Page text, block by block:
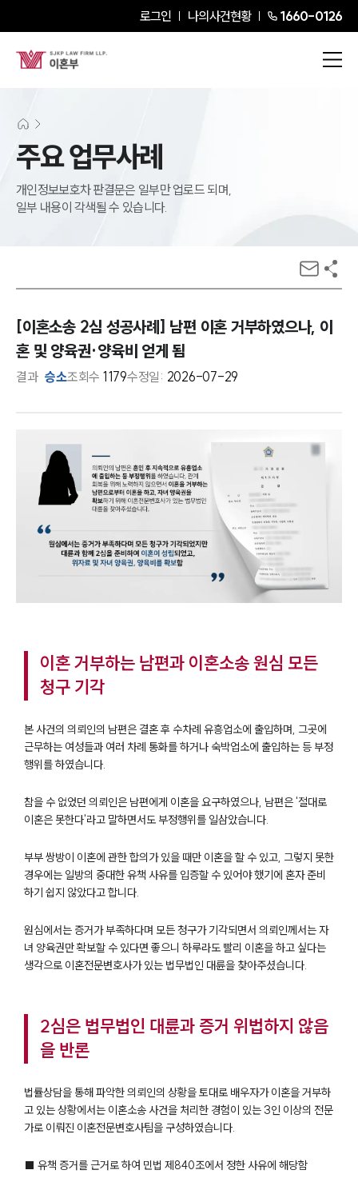
로그인 나의사건현황 1660-0126
주요 업무사례
개인정보보호차 판결문은 일부만 업로드 되며,
일부 내용이 각색될 수 있습니다.
[이혼소송 2심 성공사례] 남편 이혼 거부하였으나, 이
혼 및 양육권·양육비 얻게 됨
결과 승소조회수 1179수정일: 2026-07-29
이혼 거부하는 남편과 이혼소송 원심 모든
청구 기각
본 사건의 의뢰인의 남편은 결혼 후 수차례 유흥업소에 출입하며, 그곳에
근무하는 여성들과 여러 차례 통화를 하거나 숙박업소에 출입하는 등 부정
행위를 하였습니다.
참을 수 없었던 의뢰인은 남편에게 이혼을 요구하였으나, 남편은 '절대로
이혼은 못한다'라고 말하면서도 부정행위를 일삼았습니다.
부부 쌍방이 이혼에 관한 합의가 있을 때만 이혼을 할 수 있고, 그렇지 못한
경우에는 일방의 중대한 유책 사유를 입증할 수 있어야 했기에 혼자 준비
하기 쉽지 않았다고 합니다.
원심에서는 증거가 부족하다며 모든 청구가 기각되면서 의뢰인께서는 자
녀 양육권만 확보할 수 있다면 좋으니 하루라도 빨리 이혼을 하고 싶다는
생각으로 이혼전문변호사가 있는 법무법인 대륜을 찾아주셨습니다.
2심은 법무법인 대륜과 증거 위법하지 않음
을 반론
법률상담을 통해 파악한 의뢰인의 상황을 토대로 배우자가 이혼을 거부하
고 있는 상황에서는 이혼소송 사건을 처리한 경험이 있는 3인 이상의 전문
가로 이뤄진 이혼전문변호사팀을 구성하였습니다.
■ 유책 증거를 근거로 하여 민법 제840조에서 정한 사유에 해당함